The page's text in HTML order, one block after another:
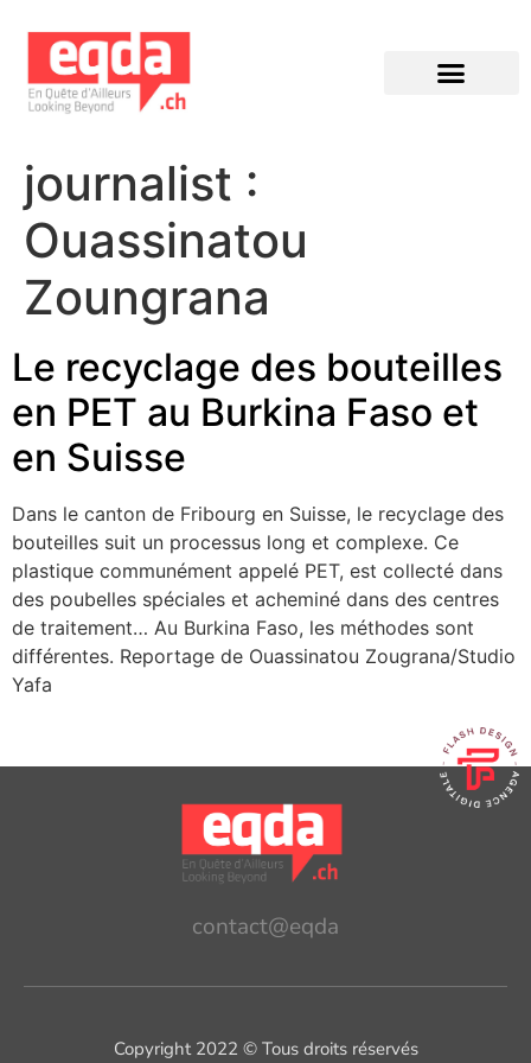
journalist :
Ouassinatou
Zoungrana
Le recyclage des bouteilles
en PET au Burkina Faso et
en Suisse
Dans le canton de Fribourg en Suisse, le recyclage des
bouteilles suit un processus long et complexe. Ce
plastique communément appelé PET, est collecté dans
des poubelles spéciales et acheminé dans des centres
de traitement… Au Burkina Faso, les méthodes sont
différentes. Reportage de Ouassinatou Zougrana/Studio
Yafa
contact@eqda
Copyright 2022 © Tous droits réservés